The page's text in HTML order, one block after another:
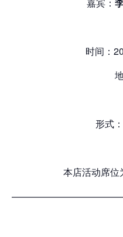
嘉宾：
时间：
形式
本店活动席位